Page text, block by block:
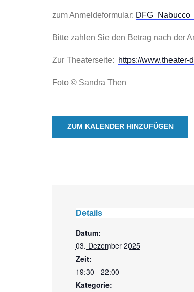
zum Anmeldeformular:
Bitte zahlen Sie den Betrag nach der
Zur Theaterseite: https://
Foto © Sandra Then
ZUM KALENDER HINZUFÜGEN
Details
Datum:
03. Dezember 2025
Zeit:
19:30 - 22:00
Kategorie: